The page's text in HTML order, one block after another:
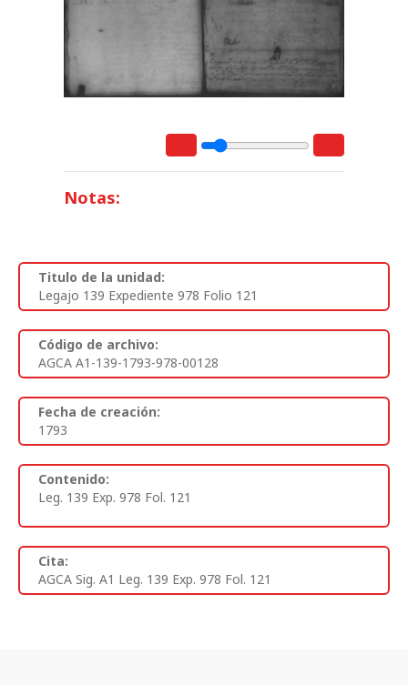
Notas:
Titulo de la unidad:
Legajo 139 Expediente 978 Folio 121
Código de archivo:
AGCA A1-139-1793-978-00128
Fecha de creación:
1793
Contenido:
Leg. 139 Exp. 978 Fol. 121
Cita:
AGCA Sig. A1 Leg. 139 Exp. 978 Fol. 121